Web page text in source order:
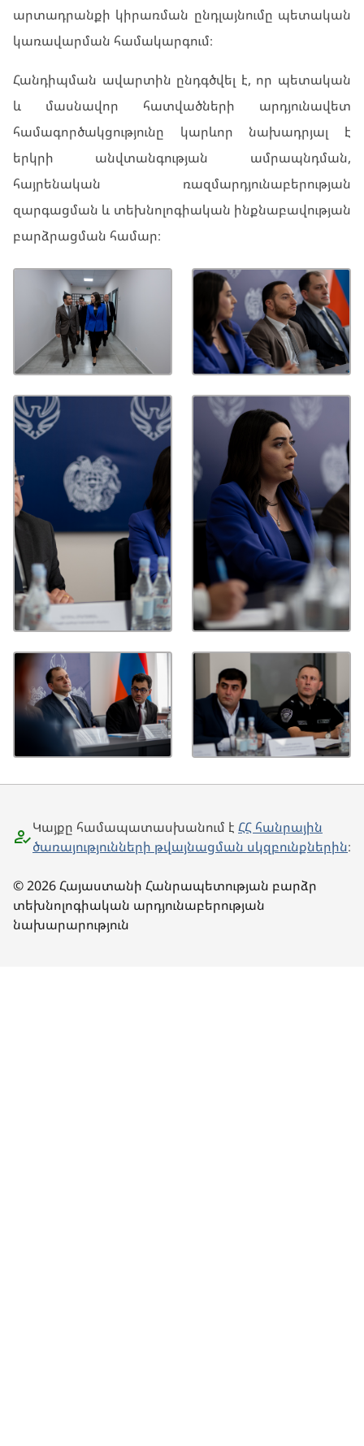
արտադրանքի կիրառման ընդլայնումը պետական
կառավարման համակարգում։
Հանդիպման ավարտին ընդգծվել է, որ պետական
և մասնավոր հատվածների արդյունավետ
համագործակցությունը կարևոր նախադրյալ է
երկրի անվտանգության ամրապնդման,
հայրենական ռազմարդյունաբերության
զարգացման և տեխնոլոգիական ինքնաբավության
բարձրացման համար։
Կայքը համապատասխանում է ՀՀ հանրային
ծառայությունների թվայնացման սկզբունքներին։
© 2026 Հայաստանի Հանրապետության բարձր
տեխնոլոգիական արդյունաբերության
նախարարություն